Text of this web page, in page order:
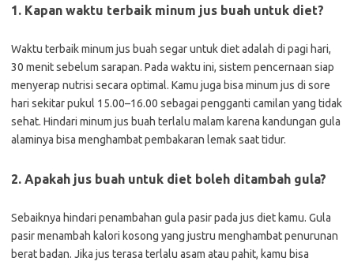
1. Kapan waktu terbaik minum jus buah untuk diet?
Waktu terbaik minum jus buah segar untuk diet adalah di pagi hari,
30 menit sebelum sarapan. Pada waktu ini, sistem pencernaan siap
menyerap nutrisi secara optimal. Kamu juga bisa minum jus di sore
hari sekitar pukul 15.00–16.00 sebagai pengganti camilan yang tidak
sehat. Hindari minum jus buah terlalu malam karena kandungan gula
alaminya bisa menghambat pembakaran lemak saat tidur.
2. Apakah jus buah untuk diet boleh ditambah gula?
Sebaiknya hindari penambahan gula pasir pada jus diet kamu. Gula
pasir menambah kalori kosong yang justru menghambat penurunan
berat badan. Jika jus terasa terlalu asam atau pahit, kamu bisa